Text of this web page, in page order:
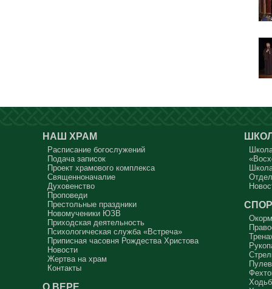
НАШ ХРАМ
Расписание богослужений
Подача записок
Проект храмового комплекса
Священноначалие
Духовенство
Проповеди
Престольные праздники
Новомученики ЮЗВ
Приходская деятельность
Психологическая служба «Встреча»
Приписная часовня Рождества Христова
Новости
Жертва на храм
Контакты
О ВЕРЕ